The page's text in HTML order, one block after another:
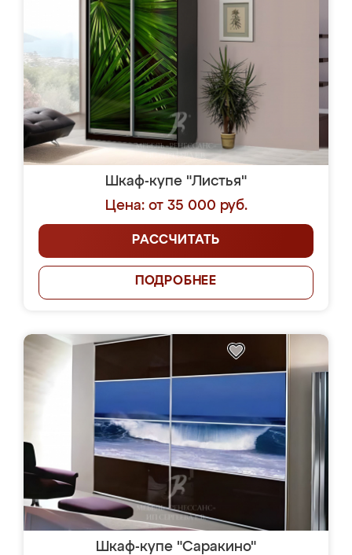
Шкаф-купе "Листья"
Цена: от 35 000 руб.
РАССЧИТАТЬ
ПОДРОБНЕЕ
Шкаф-купе "Саракино"